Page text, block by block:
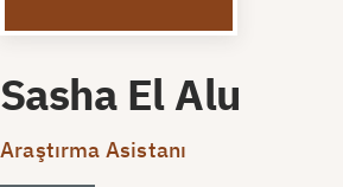
Sasha El Alu
Araştırma Asistanı